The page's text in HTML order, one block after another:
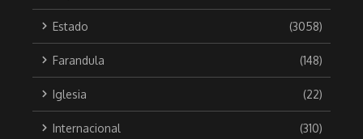
Estado (3058)
Farandula (148)
Iglesia (22)
Internacional (310)